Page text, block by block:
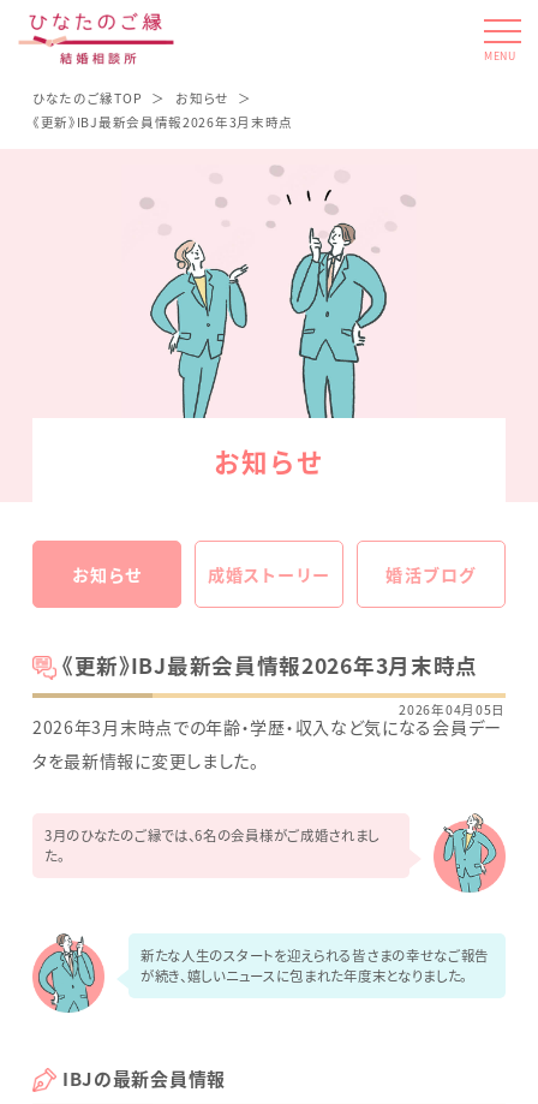
MENU
ひなたのご縁TOP
お知らせ
《更新》IBJ最新会員情報2026年3月末時点
お知らせ
お知らせ 成婚ストーリー 婚活ブログ
《更新》IBJ最新会員情報2026年3月末時点
2026年04月05日
2026年3月末時点での年齢・学歴・収入など気になる会員デー
タを最新情報に変更しました。
3月のひなたのご縁では、6名の会員様がご成婚されまし
た。
新たな人生のスタートを迎えられる皆さまの幸せなご報告
が続き、嬉しいニュースに包まれた年度末となりました。
IBJの最新会員情報